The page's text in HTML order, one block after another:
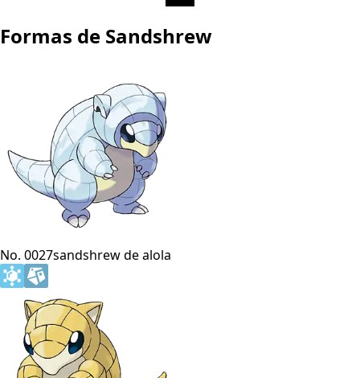
Formas de Sandshrew
No. 0027sandshrew de alola